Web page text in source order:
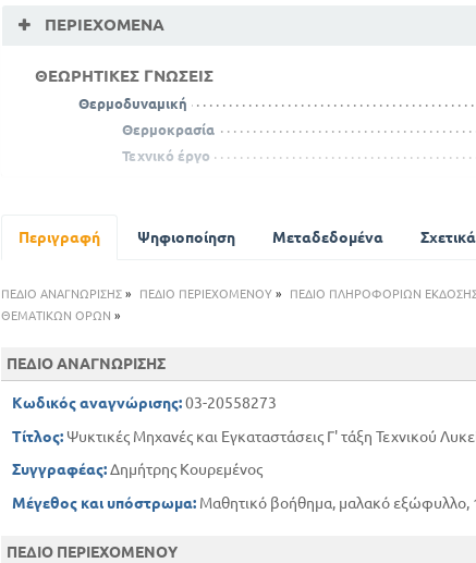
ΠΕΡΙΕΧΌΜΕΝΑ
ΘΕΩΡΗΤΙΚΕΣ ΓΝΩΣΕΙΣ
Θερμοδυναμική
Θερμοκρασία
Τεχνικό έργο
Ψυκτικός κύκλος
Ονομασία ψυκτικών μέσων
Μετάδοση θερμότητας
Συναγωγή νερού
Ακτινοβολία
Περιγραφή Ψηφιοποίηση Μεταδεδομένα Σχετικά
ΠΕΔΙΟ ΑΝΑΓΝΩΡΙΣΗΣ» ΠΕΔΙΟ ΠΕΡΙΕΧΟΜΕΝΟΥ» ΠΕΔΙΟ ΠΛΗΡΟΦΟΡΙΩΝ
ΘΕΜΑΤΙΚΩΝ ΟΡΩΝ »
ΠΕΔΙΟ ΑΝΑΓΝΩΡΙΣΗΣ
Κωδικός αναγνώρισης:03-20558273
Τίτλος:Ψυκτικές Μηχανές και Εγκαταστάσεις Γ' τάξη Τεχνικού
Συγγραφέας:Δημήτρης Κουρεμένος
Μέγεθος και υπόστρωμα:Μαθητικό βοήθημα, μαλακό εξώφυλλο,
ΠΕΔΙΟ ΠΕΡΙΕΧΟΜΕΝΟΥ